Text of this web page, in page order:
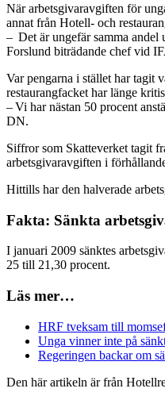
När arbetsgivaravgiften för
annat från Hotell- och
– Det är ungefär samma andel
Forslund biträdande chef vid
Var pengarna i stället har tagit
restaurangfacket har länge
– Vi har nästan 50 procent
DN.
Siffror som Skatteverket tagit
arbetsgivaravgiften i
Hittills har den halverade
Fakta: Sänkta
I januari 2009 sänktes
25 till 21,30 procent.
Läs mer…
HRF tveksam till
Unga vinner inte på
Regeringen backar om
Den här artikeln är från